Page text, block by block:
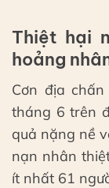
Thiệt hại
hoảng
Cơn địa
tháng 6 trên
quả nặng nề
nạn nhân
ít nhất 61